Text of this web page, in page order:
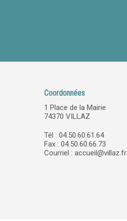
Coordonnées
1 Place de la Mairie
74370 VILLAZ
Tél : 04.50.60.61.64
Fax : 04.50.60.66.73
Courriel : accueil@villaz.fr